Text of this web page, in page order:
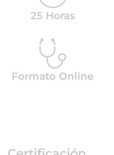
25 Horas
Formato Online